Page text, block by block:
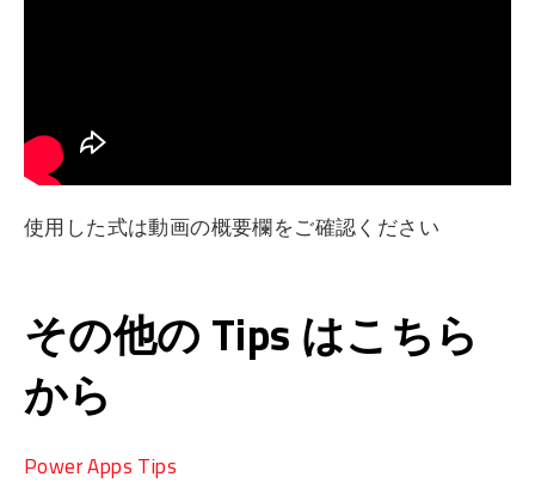
使用した式は動画の概要欄をご確認ください
その他の Tips はこちら
から
Power Apps Tips